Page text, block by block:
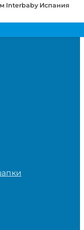
Interbaby Испания